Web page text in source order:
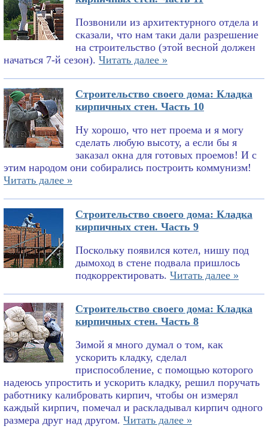
Позвонили из архитектурного отдела и
сказали, что нам таки дали разрешение
на строительство (этой весной должен
начаться 7-й сезон). Читать далее »
Строительство своего дома: Кладка
кирпичных стен. Часть 10
Ну хорошо, что нет проема и я могу
сделать любую высоту, а если бы я
заказал окна для готовых проемов! И с
этим народом они собирались построить коммунизм!
Читать далее »
Строительство своего дома: Кладка
кирпичных стен. Часть 9
Поскольку появился котел, нишу под
дымоход в стене подвала пришлось
подкорректировать. Читать далее »
Строительство своего дома: Кладка
кирпичных стен. Часть 8
Зимой я много думал о том, как
ускорить кладку, сделал
приспособление, с помощью которого
надеюсь упростить и ускорить кладку, решил поручать
работнику калибровать кирпич, чтобы он измерял
каждый кирпич, помечал и раскладывал кирпич одного
размера друг над другом. Читать далее »